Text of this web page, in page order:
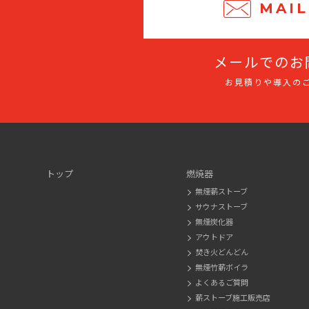
メールでの
お見積りや導入の
トップ 燃焼器
無煙薪ストーブ
サウナストーブ
無煙炭化器
アウトドア
焚き火どんどん
無煙竹薪ボイラ
よくあるご質問
薪ストーブ施工販売店